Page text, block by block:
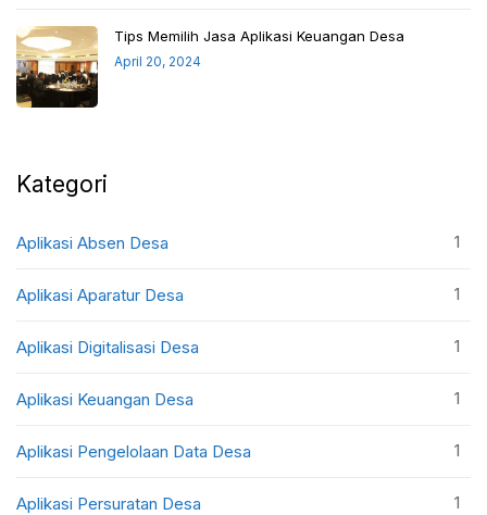
Tips Memilih Jasa Aplikasi Keuangan Desa
April 20, 2024
Kategori
Aplikasi Absen Desa 1
Aplikasi Aparatur Desa 1
Aplikasi Digitalisasi Desa 1
Aplikasi Keuangan Desa 1
Aplikasi Pengelolaan Data Desa 1
Aplikasi Persuratan Desa 1